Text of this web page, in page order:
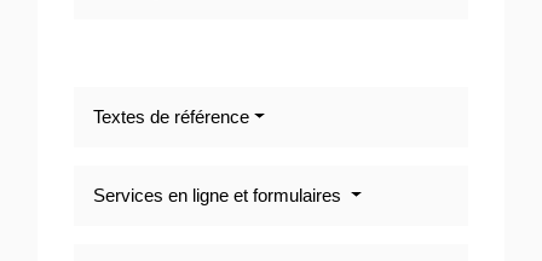
Textes de référence
Services en ligne et formulaires